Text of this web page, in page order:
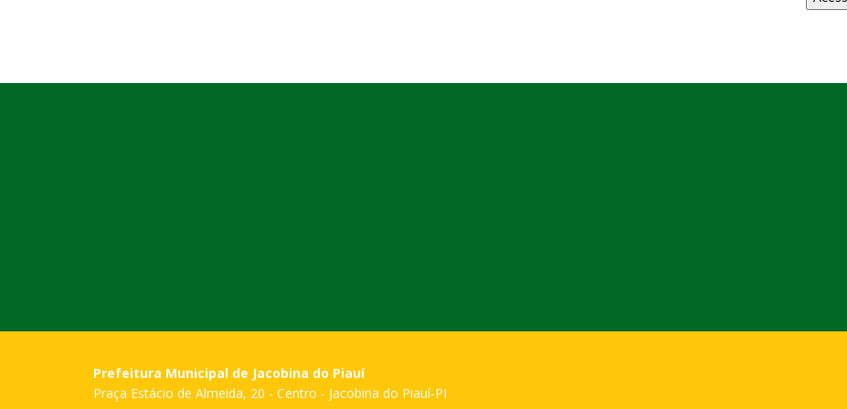
Prefeitura Municipal de Jacobina do Piauí
Praça Estácio de Almeida, 20 - Centro - Jacobina do Piauí-PI